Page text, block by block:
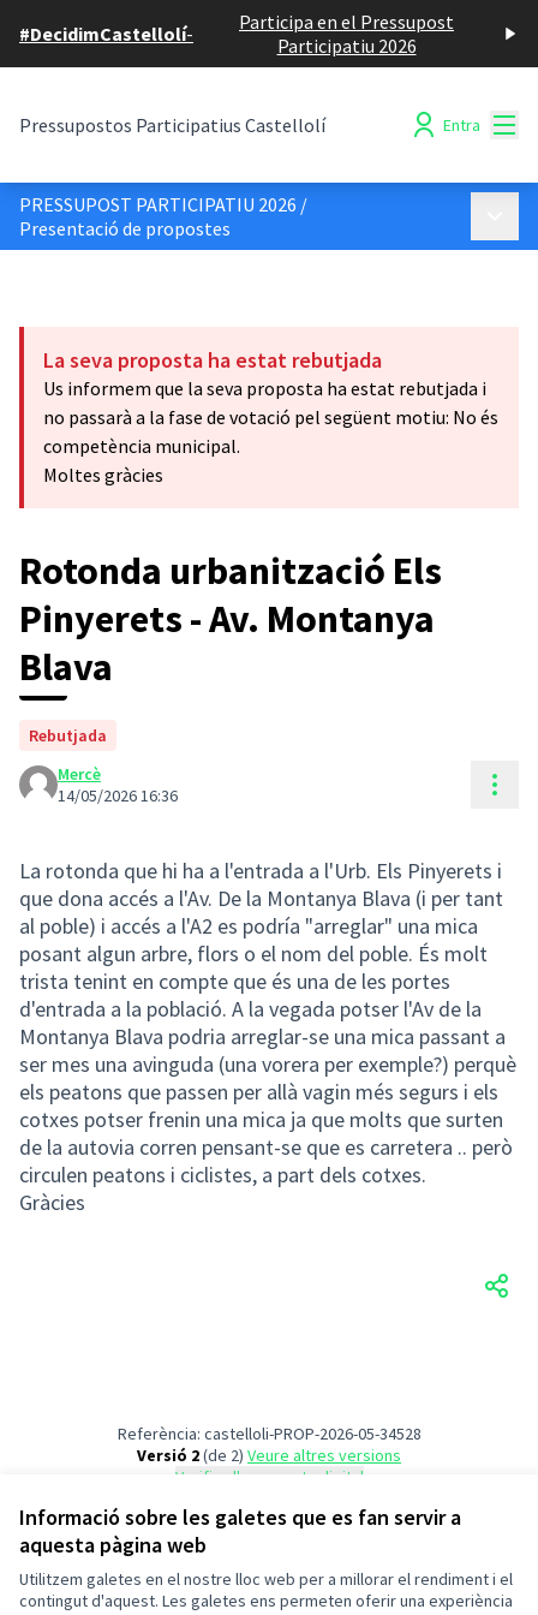
Informació sobre les galetes que es fan servir a
aquesta pàgina web
Utilitzem galetes en el nostre lloc web per a millorar el rendiment i el
contingut d'aquest. Les galetes ens permeten oferir una experiència
#DecidimCastellolí-
Participa en el Pressupost
Participatiu 2026
Pressupostos Participatius Castellolí Entra
PRESSUPOST PARTICIPATIU 2026 /
Presentació de propostes
La seva proposta ha estat rebutjada
Us informem que la seva proposta ha estat rebutjada i
no passarà a la fase de votació pel següent motiu: No és
competència municipal.
Moltes gràcies
Rotonda urbanització Els
Pinyerets - Av. Montanya
Blava
Rebutjada
Mercè
14/05/2026 16:36
La rotonda que hi ha a l'entrada a l'Urb. Els Pinyerets i
que dona accés a l'Av. De la Montanya Blava (i per tant
al poble) i accés a l'A2 es podría "arreglar" una mica
posant algun arbre, flors o el nom del poble. És molt
trista tenint en compte que és una de les portes
d'entrada a la població. A la vegada potser l'Av de la
Montanya Blava podria arreglar-se una mica passant a
ser mes una avinguda (una vorera per exemple?) perquè
els peatons que passen per allà vagin més segurs i els
cotxes potser frenin una mica ja que molts que surten
de la autovia corren pensant-se que es carretera .. però
circulen peatons i ciclistes, a part dels cotxes.
Gràcies
Referència: castelloli-PROP-2026-05-34528
Versió 2(de 2)
veure altres versions
Verifica l'empremta digital
Termes i condicions d'ús
Configuració de les galetes
Pressupostos Participatius Castellolí a X
Pressupostos Participatius Castellolí a Facebook
Pressupostos Participatius Castellolí a Instagram
Pressupostos Participatius Castellolí a YouTube